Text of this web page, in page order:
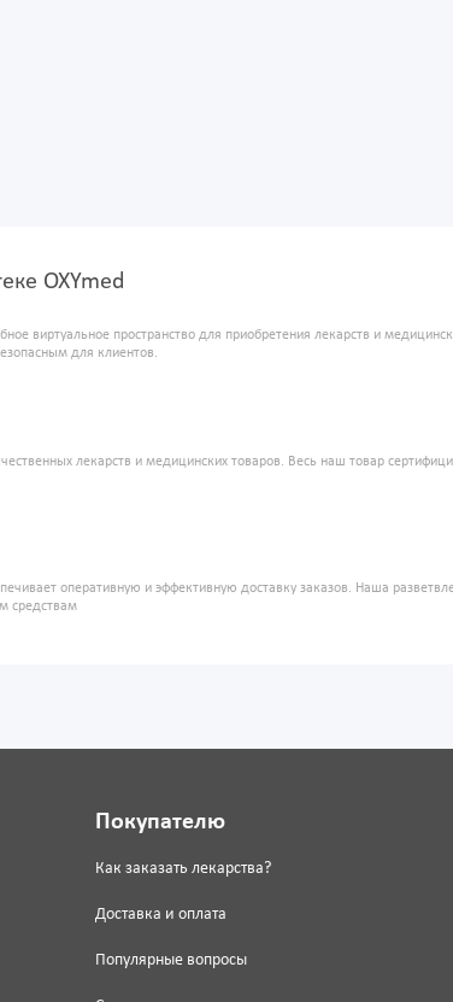
OXYmed
виртуальное пространство для приобретения лекарств и
для клиентов.
лекарств и медицинских товаров. Весь наш товар
оперативную и эффективную доставку заказов. Наша
средствам
Покупателю
Как заказать лекарства?
Доставка и оплата
Популярные вопросы